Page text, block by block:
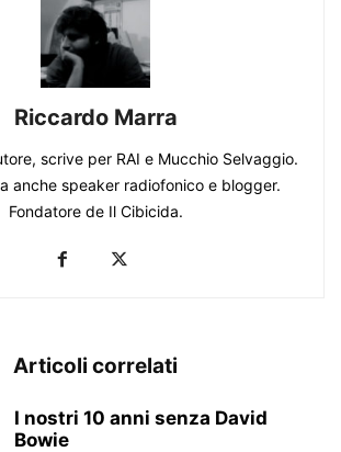
Riccardo Marra
scrive per RAI e Mucchio Selvaggio.
anche speaker radiofonico e blogger.
Fondatore de Il Cibicida.
Articoli correlati
I nostri 10 anni senza David
Bowie